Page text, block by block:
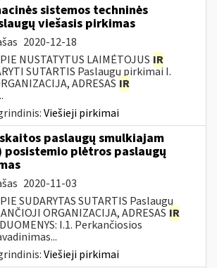
sistemos techninės
viešasis pirkimas
2020-12-18
NUSTATYTUS LAIMĖTOJUS IR
SUTARTIS Paslaugų pirkimai I.
ADRESAS IR
Viešieji pirkimai
paslaugų smulkiajam
posistemio plėtros paslaugų
2020-11-03
SUDARYTAS SUTARTIS Paslaugų
ORGANIZACIJA, ADRESAS IR
I.1. Perkančiosios
Viešieji pirkimai